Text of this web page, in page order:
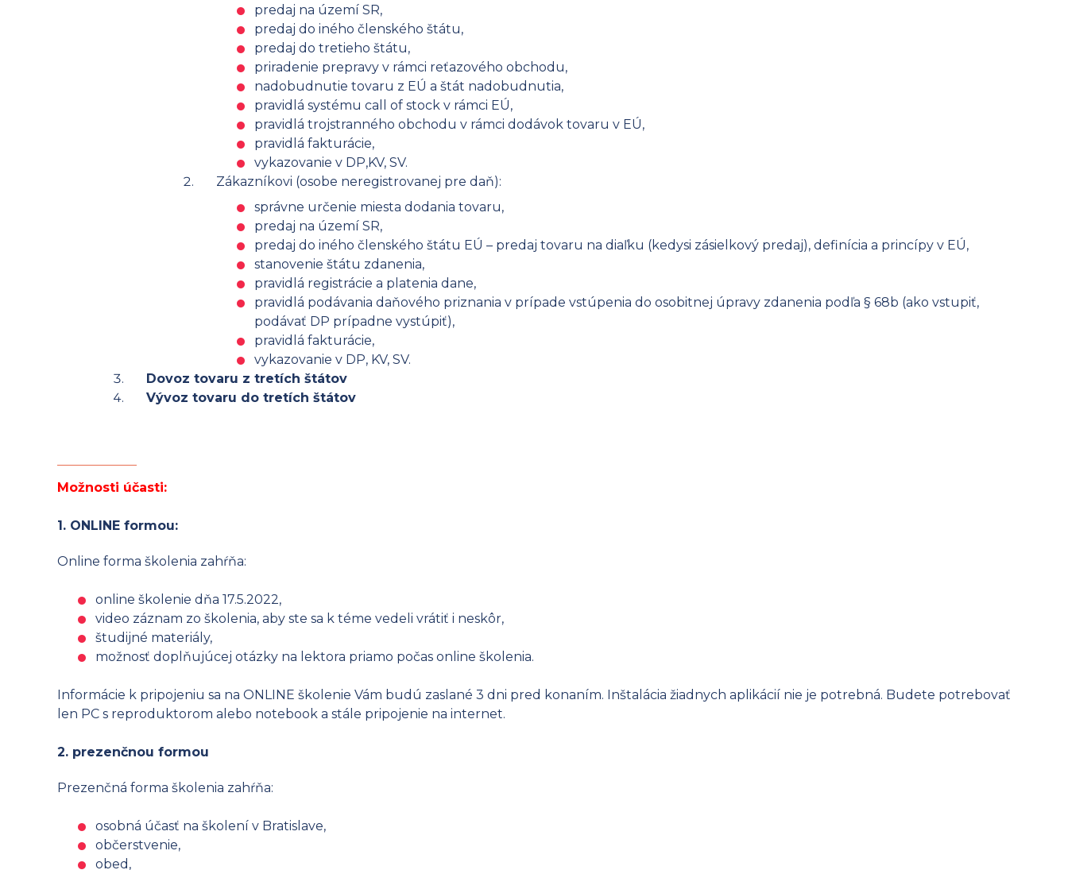
predaj na území SR,
predaj do iného členského štátu,
predaj do tretieho štátu,
priradenie prepravy v rámci reťazového obchodu,
nadobudnutie tovaru z EÚ a štát nadobudnutia,
pravidlá systému call of stock v rámci EÚ,
pravidlá trojstranného obchodu v rámci dodávok tovaru v EÚ,
pravidlá fakturácie,
vykazovanie v DP,KV, SV.
Zákazníkovi (osobe neregistrovanej pre daň):
správne určenie miesta dodania tovaru,
predaj na území SR,
predaj do iného členského štátu EÚ – predaj tovaru na diaľku (kedysi zásielkový predaj), definícia a princípy v EÚ,
stanovenie štátu zdanenia,
pravidlá registrácie a platenia dane,
pravidlá podávania daňového priznania v prípade vstúpenia do osobitnej úpravy zdanenia podľa § 68b (ako vstupiť,
podávať DP prípadne vystúpiť),
pravidlá fakturácie,
vykazovanie v DP, KV, SV.
Dovoz tovaru z tretích štátov
Vývoz tovaru do tretích štátov
Možnosti účasti:
1. ONLINE formou:
Online forma školenia zahŕňa:
online školenie dňa 17.5.2022,
video záznam zo školenia, aby ste sa k téme vedeli vrátiť i neskôr,
študijné materiály,
možnosť doplňujúcej otázky na lektora priamo počas online školenia.
Informácie k pripojeniu sa na ONLINE školenie Vám budú zaslané 3 dni pred konaním. Inštalácia žiadnych aplikácií nie je potrebná. Budete potrebovať
len PC s reproduktorom alebo notebook a stále pripojenie na internet.
2. prezenčnou formou
Prezenčná forma školenia zahŕňa:
osobná účasť na školení v Bratislave,
občerstvenie,
obed,